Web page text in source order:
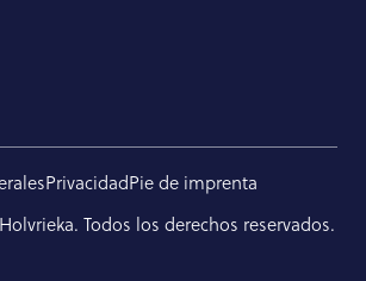
PrivacidadPie de imprenta
Todos los derechos reservados.